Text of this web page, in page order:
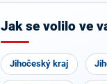
Jak se volilo ve
Jihočeský kraj